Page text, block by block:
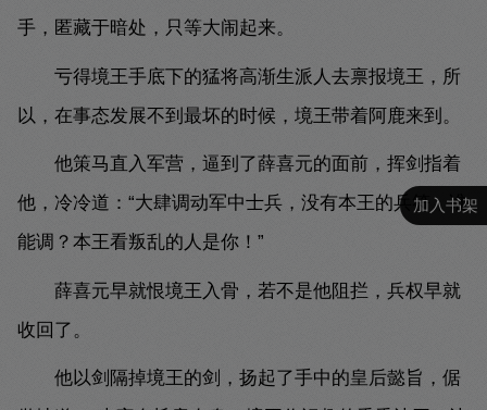
加入书架
手，匿藏于暗处，只等大闹起来。
亏得境王手底下的猛将高渐生派人去禀报境王，所
以，在事态发展不到最坏的时候，境王带着阿鹿来到。
他策马直入军营，逼到了薛喜元的面前，挥剑指着
他，冷冷道：“大肆调动军中士兵，没有本王的兵符，谁
能调？本王看叛乱的人是你！”
薛喜元早就恨境王入骨，若不是他阻拦，兵权早就
收回了。
他以剑隔掉境王的剑，扬起了手中的皇后懿旨，倨